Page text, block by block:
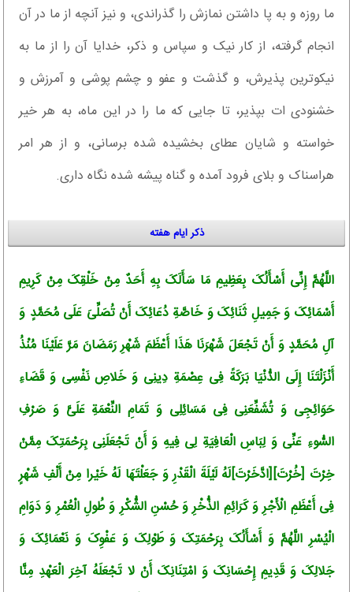
ما روزه و به پا داشتن نمازش را گذراندى، و نیز آنچه از ما در آن
انجام گرفته، از کار نیک و سپاس و ذکر، خدایا آن را از ما به
نیکوترین پذیرش، و گذشت و عفو و چشم پوشى و آمرزش و
خشنودى ات بپذیر، تا جایى که ما را در این ماه، به هر خیر
خواسته و شایان عطاى بخشیده شده برسانى، و از هر امر
هراسناک و بلاى فرود آمده و گناه پیشه شده نگاه دارى.
ذکر ایام هفته
اللَّهُمَّ إِنِّی أَسْأَلُکَ بِعَظِیمِ مَا سَأَلَکَ بِهِ أَحَدٌ مِنْ خَلْقِکَ مِنْ کَرِیمِ
أَسْمَائِکَ وَ جَمِیلِ ثَنَائِکَ وَ خَاصَّةِ دُعَائِکَ أَنْ تُصَلِّیَ عَلَى مُحَمَّدٍ وَ
آلِ مُحَمَّدٍ وَ أَنْ تَجْعَلَ شَهْرَنَا هَذَا أَعْظَمَ شَهْرِ رَمَضَانَ مَرَّ عَلَیْنَا مُنْذُ
أَنْزَلْتَنَا إِلَى الدُّنْیَا بَرَکَةً فِی عِصْمَةِ دِینِی وَ خَلاصِ نَفْسِی وَ قَضَاءِ
حَوَائِجِی وَ تُشَفِّعَنِی فِی مَسَائِلِی وَ تَمَامِ النِّعْمَةِ عَلَیَّ وَ صَرْفِ
السُّوءِ عَنِّی وَ لِبَاسِ الْعَافِیَةِ لِی فِیهِ وَ أَنْ تَجْعَلَنِی بِرَحْمَتِکَ مِمَّنْ
خِرْتَ [خُرْتَ][ادَّخَرْتَ]لَهُ لَیْلَةَ الْقَدْرِ وَ جَعَلْتَهَا لَهُ خَیْرا مِنْ أَلْفِ شَهْرٍ
فِی أَعْظَمِ الْأَجْرِ وَ کَرَائِمِ الذُّخْرِ وَ حُسْنِ الشُّکْرِ وَ طُولِ الْعُمْرِ وَ دَوَامِ
الْیُسْرِ اللَّهُمَّ وَ أَسْأَلُکَ بِرَحْمَتِکَ وَ طَوْلِکَ وَ عَفْوِکَ وَ نَعْمَائِکَ وَ
جَلالِکَ وَ قَدِیمِ إِحْسَانِکَ وَ امْتِنَانِکَ أَنْ لا تَجْعَلَهُ آخِرَ الْعَهْدِ مِنَّا